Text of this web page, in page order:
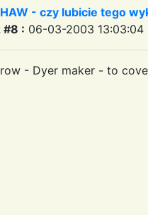
- czy lubicie tego
#8 : 06-03-2003 13:03:04
- Dyer maker - to